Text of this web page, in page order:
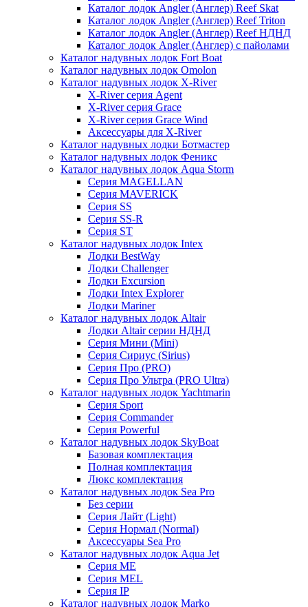
Каталог лодок Angler (Англер) Reef Skat
Каталог лодок Angler (Англер) Reef Triton
Каталог лодок Angler (Англер) Reef НДНД
Каталог лодок Angler (Англер) с пайолами
Каталог надувных лодок Fort Boat
Каталог надувных лодок Omolon
Каталог надувных лодок X-River
X-River серия Agent
X-River серия Grace
X-River серия Grace Wind
Аксессуары для X-River
Каталог надувных лодки Ботмастер
Каталог надувных лодок Феникc
Каталог надувных лодок Aqua Storm
Серия MAGELLAN
Серия MAVERICK
Серия SS
Серия SS-R
Серия ST
Каталог надувных лодок Intex
Лодки BestWay
Лодки Challenger
Лодки Excursion
Лодки Intex Explorer
Лодки Mariner
Каталог надувных лодок Altair
Лодки Altair серии НДНД
Серия Мини (Mini)
Серия Сириус (Sirius)
Серия Про (PRO)
Серия Про Ультра (PRO Ultra)
Каталог надувных лодок Yachtmarin
Серия Sport
Серия Commander
Серия Powerful
Каталог надувных лодок SkyBoat
Базовая комплектация
Полная комплектация
Люкс комплектация
Каталог надувных лодок Sea Pro
Без серии
Серия Лайт (Light)
Серия Нормал (Normal)
Аксессуары Sea Pro
Каталог надувных лодок Aqua Jet
Серия ME
Серия MEL
Серия IP
Каталог надувных лодок Marko